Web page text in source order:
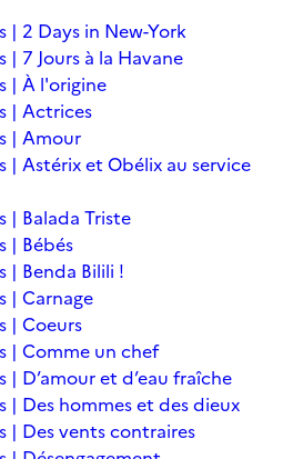
| 2 Days in New-York
7 Jours à la Havane
| À l'origine
| Actrices
| Amour
| Astérix et Obélix au service
| Balada Triste
| Bébés
| Benda Bilili !
| Carnage
| Coeurs
| Comme un chef
D’amour et d’eau fraîche
| Des hommes et des dieux
| Des vents contraires